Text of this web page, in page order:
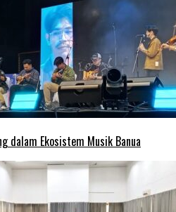
dalam Ekosistem Musik Banua